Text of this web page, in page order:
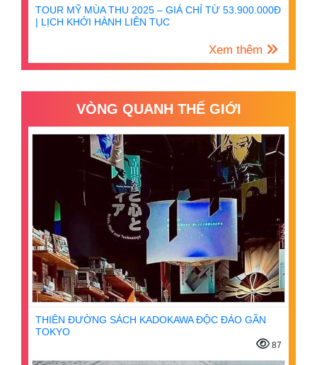
TOUR MỸ MÙA THU 2025 – GIÁ CHỈ TỪ 53.900.000Đ
| LỊCH KHỞI HÀNH LIÊN TỤC
Xem thêm
VÒNG QUANH THẾ GIỚI
THIÊN ĐƯỜNG SÁCH KADOKAWA ĐỘC ĐÁO GẦN
TOKYO
87